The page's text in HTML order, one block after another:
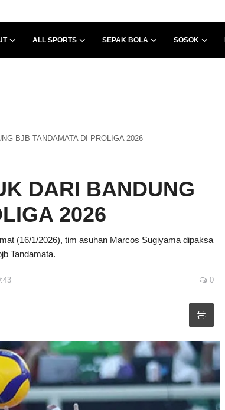
ALL SPORTS SEPAK BOLA SOSOK
BJB TANDAMATA DI PROLIGA 2026
DARI BANDUNG
2026
(16/1/2026), tim asuhan Marcos Sugiyama dipaksa
Tandamata.
0